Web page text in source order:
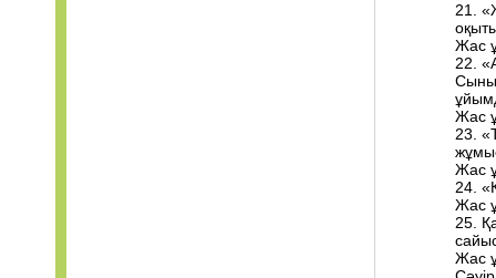
21.
Жас
22.
Жас
23.
Жас
24.
Жас
25.
Жас